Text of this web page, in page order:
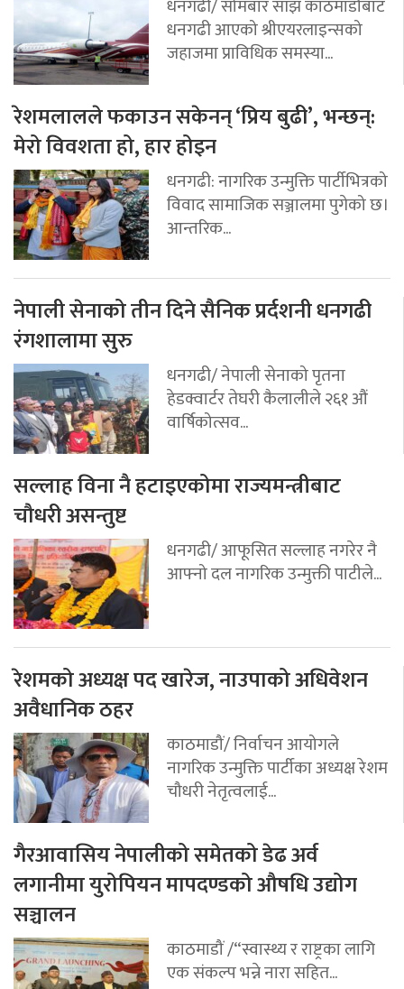
धनगढी/ सोमबार साँझ काठमाडौँबाट
धनगढी आएको श्रीएयरलाइन्सको
जहाजमा प्राविधिक समस्या...
रेशमलालले फकाउन सकेनन् ‘प्रिय बुढी’, भन्छन्:
मेरो विवशता हो, हार होइन
धनगढी: नागरिक उन्मुक्ति पार्टीभित्रको
विवाद सामाजिक सञ्जालमा पुगेको छ।
आन्तरिक...
नेपाली सेनाको तीन दिने सैनिक प्रर्दशनी धनगढी
रंगशालामा सुरु
धनगढी/ नेपाली सेनाको पृतना
हेडक्वार्टर तेघरी कैलालीले २६१ औं
वार्षिकोत्सव...
सल्लाह विना नै हटाइएकोमा राज्यमन्त्रीबाट
चौधरी असन्तुष्ट
धनगढी/ आफूसित सल्लाह नगरेर नै
आफ्नो दल नागरिक उन्मुक्ती पाटीले...
रेशमको अध्यक्ष पद खारेज, नाउपाको अधिवेशन
अवैधानिक ठहर
काठमाडौं/ निर्वाचन आयोगले
नागरिक उन्मुक्ति पार्टीका अध्यक्ष रेशम
चौधरी नेतृत्वलाई...
गैरआवासिय नेपालीको समेतको डेढ अर्व
लगानीमा युरोपियन मापदण्डको औषधि उद्योग
सञ्चालन
काठमाडौं /“स्वास्थ्य र राष्ट्रका लागि
एक संकल्प भन्ने नारा सहित...